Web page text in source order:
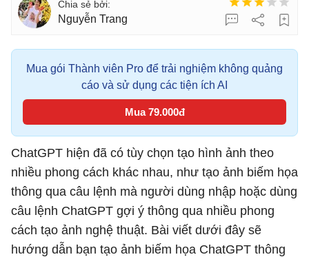
Nguyễn Trang
Mua gói Thành viên Pro để trải nghiệm không quảng
cáo và sử dụng các tiện ích AI
Mua 79.000đ
ChatGPT hiện đã có tùy chọn tạo hình ảnh theo
nhiều phong cách khác nhau, như tạo ảnh biếm họa
thông qua câu lệnh mà người dùng nhập hoặc dùng
câu lệnh ChatGPT gợi ý thông qua nhiều phong
cách tạo ảnh nghệ thuật. Bài viết dưới đây sẽ
hướng dẫn bạn tạo ảnh biếm họa ChatGPT thông